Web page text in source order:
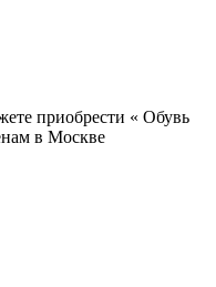
приобрести « Обувь
в Москве